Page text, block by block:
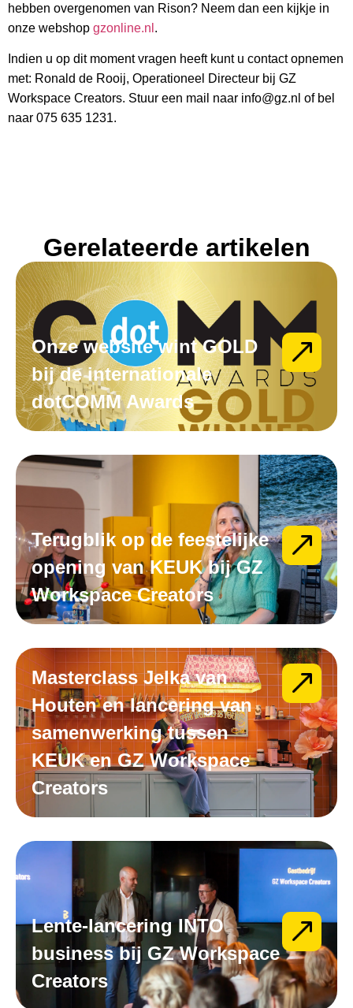
hebben overgenomen van Rison? Neem dan een kijkje in
onze webshop gzonline.nl .
Indien u op dit moment vragen heeft kunt u contact opnemen
met: Ronald de Rooij, Operationeel Directeur bij GZ
Workspace Creators. Stuur een mail naar info@gz.nl of bel
naar 075 635 1231.
Gerelateerde artikelen
Onze website wint GOLD
bij de internationale
dotCOMM Awards
Terugblik op de feestelijke
opening van KEUK bij GZ
Workspace Creators
Masterclass Jelka van
Houten en lancering van
samenwerking tussen
KEUK en GZ Workspace
Creators
Lente-lancering INTO
business bij GZ Workspace
Creators